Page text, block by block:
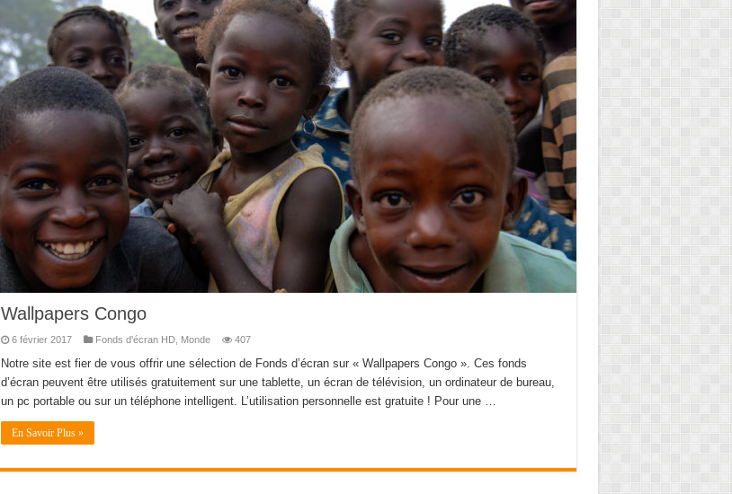
Wallpapers Congo
6 février 2017 Fonds d'écran HD, Monde 407
Notre site est fier de vous offrir une sélection de Fonds d’écran sur « Wallpapers Congo ». Ces fonds
d’écran peuvent être utilisés gratuitement sur une tablette, un écran de télévision, un ordinateur de bureau,
un pc portable ou sur un téléphone intelligent. L’utilisation personnelle est gratuite ! Pour une …
En Savoir Plus »